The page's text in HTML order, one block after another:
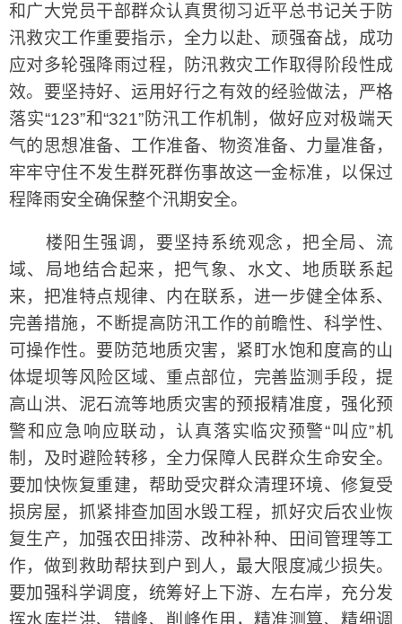
和广大党员干部群众认真贯彻习近平总书记关于防
汛救灾工作重要指示，全力以赴、顽强奋战，成功
应对多轮强降雨过程，防汛救灾工作取得阶段性成
效。要坚持好、运用好行之有效的经验做法，严格
落实“123”和“321”防汛工作机制，做好应对极端天
气的思想准备、工作准备、物资准备、力量准备，
牢牢守住不发生群死群伤事故这一金标准，以保过
程降雨安全确保整个汛期安全。
楼阳生强调，要坚持系统观念，把全局、流
域、局地结合起来，把气象、水文、地质联系起
来，把准特点规律、内在联系，进一步健全体系、
完善措施，不断提高防汛工作的前瞻性、科学性、
可操作性。要防范地质灾害，紧盯水饱和度高的山
体堤坝等风险区域、重点部位，完善监测手段，提
高山洪、泥石流等地质灾害的预报精准度，强化预
警和应急响应联动，认真落实临灾预警“叫应”机
制，及时避险转移，全力保障人民群众生命安全。
要加快恢复重建，帮助受灾群众清理环境、修复受
损房屋，抓紧排查加固水毁工程，抓好灾后农业恢
复生产，加强农田排涝、改种补种、田间管理等工
作，做到救助帮扶到户到人，最大限度减少损失。
要加强科学调度，统筹好上下游、左右岸，充分发
挥水库拦洪、错峰、削峰作用，精准测算、精细调